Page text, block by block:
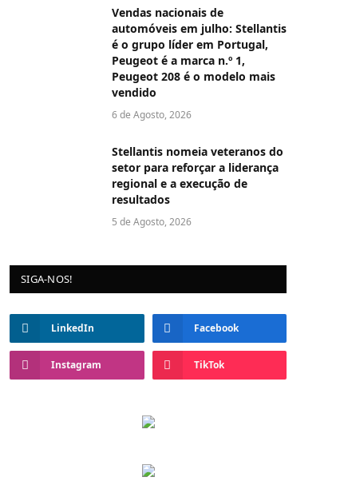
Vendas nacionais de
automóveis em julho: Stellantis
é o grupo líder em Portugal,
Peugeot é a marca n.º 1,
Peugeot 208 é o modelo mais
vendido
6 de Agosto, 2026
Stellantis nomeia veteranos do
setor para reforçar a liderança
regional e a execução de
resultados
5 de Agosto, 2026
SIGA-NOS!
LinkedIn Facebook
Instagram TikTok